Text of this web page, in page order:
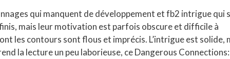
qui manquent de développement et fb2 intrigue qui
mais leur motivation est parfois obscure et difficile à
les contours sont flous et imprécis. L’intrigue est solide,
la lecture un peu laborieuse, ce Dangerous